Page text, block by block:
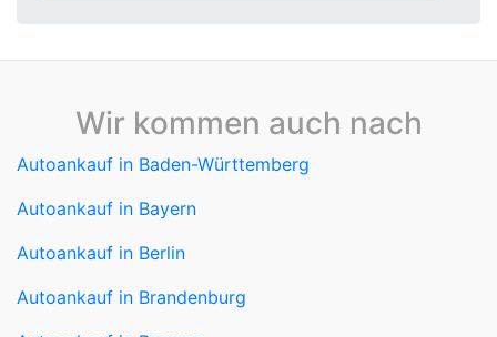
Autoankauf in Baden-Württemberg